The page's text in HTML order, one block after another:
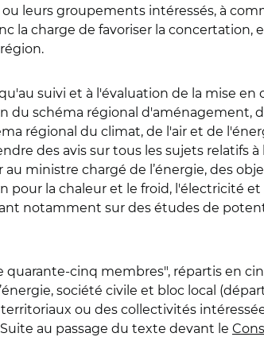
leurs groupements intéressés, à
la charge de favoriser la concertation,
suivi et à l'évaluation de la mise en
du schéma régional d'aménagement,
régional du climat, de l'air et de
des avis sur tous les sujets relatifs
ministre chargé de l’énergie, des
la chaleur et le froid, l'électricité et
notamment sur des études de
cinq membres", répartis en
société civile et bloc local
ou des collectivités
au passage du texte devant le